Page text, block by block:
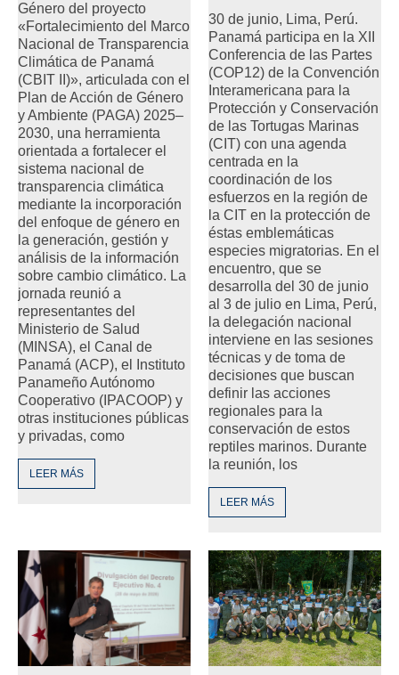
Género del proyecto
«Fortalecimiento del Marco
Nacional de Transparencia
Climática de Panamá
(CBIT II)», articulada con el
Plan de Acción de Género
y Ambiente (PAGA) 2025–
2030, una herramienta
orientada a fortalecer el
sistema nacional de
transparencia climática
mediante la incorporación
del enfoque de género en
la generación, gestión y
análisis de la información
sobre cambio climático. La
jornada reunió a
representantes del
Ministerio de Salud
(MINSA), el Canal de
Panamá (ACP), el Instituto
Panameño Autónomo
Cooperativo (IPACOOP) y
otras instituciones públicas
y privadas, como
LEER MÁS
30 de junio, Lima, Perú.
Panamá participa en la XII
Conferencia de las Partes
(COP12) de la Convención
Interamericana para la
Protección y Conservación
de las Tortugas Marinas
(CIT) con una agenda
centrada en la
coordinación de los
esfuerzos en la región de
la CIT en la protección de
éstas emblemáticas
especies migratorias. En el
encuentro, que se
desarrolla del 30 de junio
al 3 de julio en Lima, Perú,
la delegación nacional
interviene en las sesiones
técnicas y de toma de
decisiones que buscan
definir las acciones
regionales para la
conservación de estos
reptiles marinos. Durante
la reunión, los
LEER MÁS